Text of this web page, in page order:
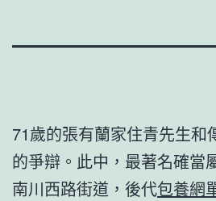
71歲的張有蘭家住青先生和
的爭辯。此中，最著名確當
南川西路街道，後代包養網